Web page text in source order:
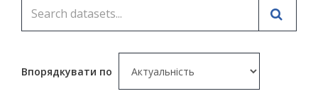
Впорядкувати по